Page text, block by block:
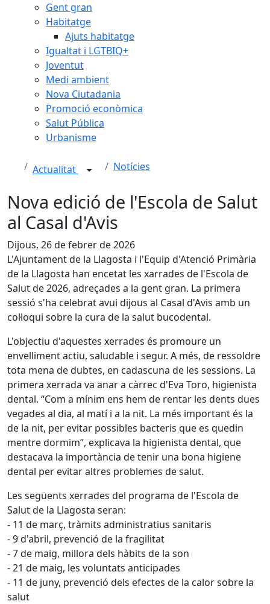
Gent gran
Habitatge
Ajuts habitatge
Igualtat i LGTBIQ+
Joventut
Medi ambient
Nova Ciutadania
Promoció econòmica
Salut Pública
Urbanisme
Actualitat Notícies
Nova edició de l'Escola de Salut
al Casal d'Avis
Dijous, 26 de febrer de 2026
L'Ajuntament de la Llagosta i l'Equip d'Atenció Primària
de la Llagosta han encetat les xarrades de l'Escola de
Salut de 2026, adreçades a la gent gran. La primera
sessió s'ha celebrat avui dijous al Casal d'Avis amb un
col·loqui sobre la cura de la salut bucodental.
L'objectiu d'aquestes xerrades és promoure un
envelliment actiu, saludable i segur. A més, de ressoldre
tota mena de dubtes, en cadascuna de les sessions. La
primera xerrada va anar a càrrec d'Eva Toro, higienista
dental. “Com a mínim ens hem de rentar les dents dues
vegades al dia, al matí i a la nit. La més important és la
de la nit, per evitar possibles bacteris que es quedin
mentre dormim”, explicava la higienista dental, que
destacava la importància de tenir una bona higiene
dental per evitar altres problemes de salut.
Les següents xerrades del programa de l'Escola de
Salut de la Llagosta seran:
- 11 de març, tràmits administratius sanitaris
- 9 d'abril, prevenció de la fragilitat
- 7 de maig, millora dels hàbits de la son
- 21 de maig, les voluntats anticipades
- 11 de juny, prevenció dels efectes de la calor sobre la
salut